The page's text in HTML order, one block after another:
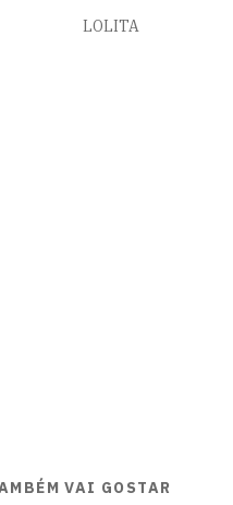
LOLITA
VAI GOSTAR